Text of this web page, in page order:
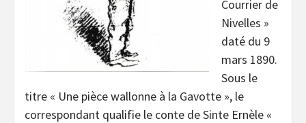
Courrier de
Nivelles »
daté du 9
mars 1890.
Sous le
titre « Une pièce wallonne à la Gavotte », le
correspondant qualifie le conte de Sinte Ernèle «